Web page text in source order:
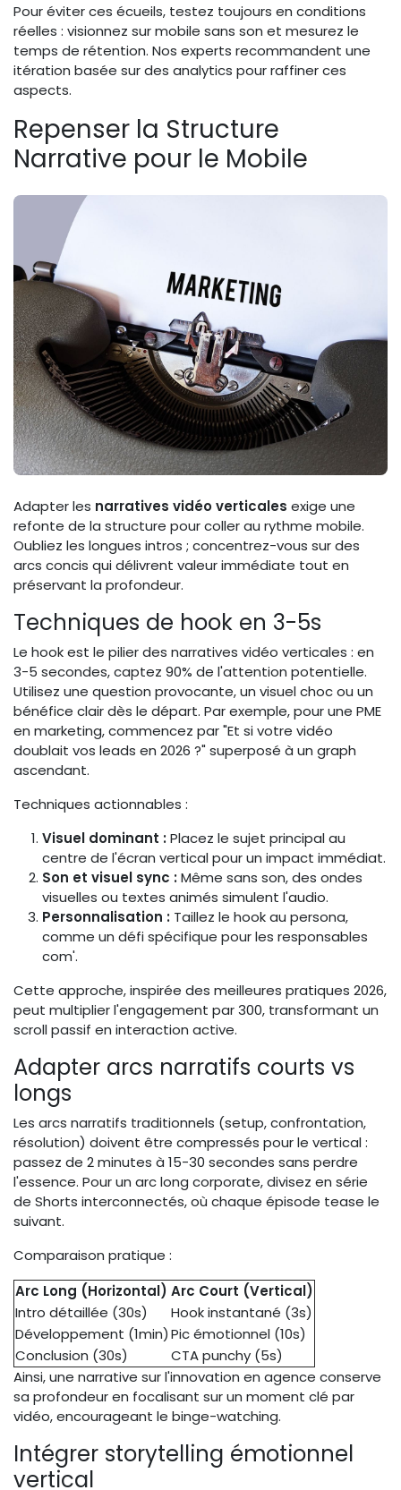
Pour éviter ces écueils, testez toujours en conditions
réelles : visionnez sur mobile sans son et mesurez le
temps de rétention. Nos experts recommandent une
itération basée sur des analytics pour raffiner ces
aspects.
Repenser la Structure
Narrative pour le Mobile
Adapter les narratives vidéo verticales exige une
refonte de la structure pour coller au rythme mobile.
Oubliez les longues intros ; concentrez-vous sur des
arcs concis qui délivrent valeur immédiate tout en
préservant la profondeur.
Techniques de hook en 3-5s
Le hook est le pilier des narratives vidéo verticales : en
3-5 secondes, captez 90% de l'attention potentielle.
Utilisez une question provocante, un visuel choc ou un
bénéfice clair dès le départ. Par exemple, pour une PME
en marketing, commencez par "Et si votre vidéo
doublait vos leads en 2026 ?" superposé à un graph
ascendant.
Techniques actionnables :
Visuel dominant :Placez le sujet principal au
centre de l'écran vertical pour un impact immédiat.
Son et visuel sync :Même sans son, des ondes
visuelles ou textes animés simulent l'audio.
Personnalisation : Taillez le hook au persona,
comme un défi spécifique pour les responsables
com'.
Cette approche, inspirée des meilleures pratiques 2026,
peut multiplier l'engagement par 300, transformant un
scroll passif en interaction active.
Adapter arcs narratifs courts vs
longs
Les arcs narratifs traditionnels (setup, confrontation,
résolution) doivent être compressés pour le vertical :
passez de 2 minutes à 15-30 secondes sans perdre
l'essence. Pour un arc long corporate, divisez en série
de Shorts interconnectés, où chaque épisode tease le
suivant.
Comparaison pratique :
Arc Long (Horizontal) Arc Court (Vertical)
Intro détaillée (30s)
Hook instantané (3s)
Développement (1min)Pic émotionnel (10s)
Conclusion (30s)
CTA punchy (5s)
Ainsi, une narrative sur l'innovation en agence conserve
sa profondeur en focalisant sur un moment clé par
vidéo, encourageant le binge-watching.
Intégrer storytelling émotionnel
vertical